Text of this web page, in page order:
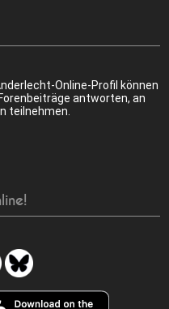
Online-Profil können
antworten, an
teilnehmen.